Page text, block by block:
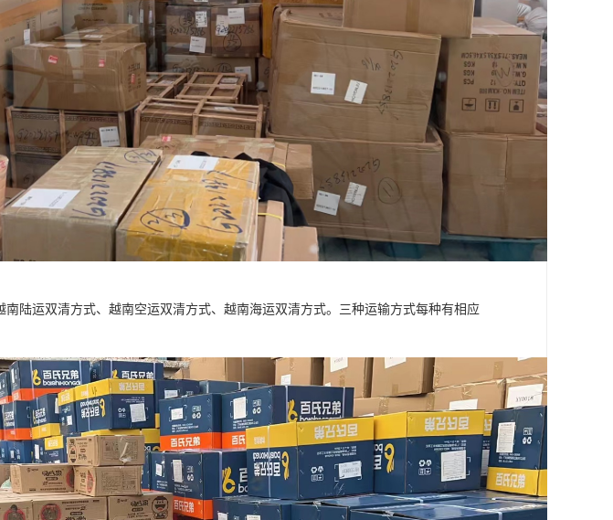
陆运双清方式、越南空运双清方式、越南海运双清方式。三种运输方式每种有相应